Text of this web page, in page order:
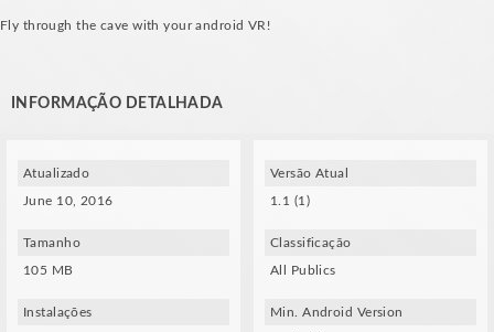
Fly through the cave with your android VR!
INFORMAÇÃO DETALHADA
Atualizado
June 10, 2016
Tamanho
105 MB
Instalações
Versão Atual
1.1 (1)
Classificação
All Publics
Min. Android Version